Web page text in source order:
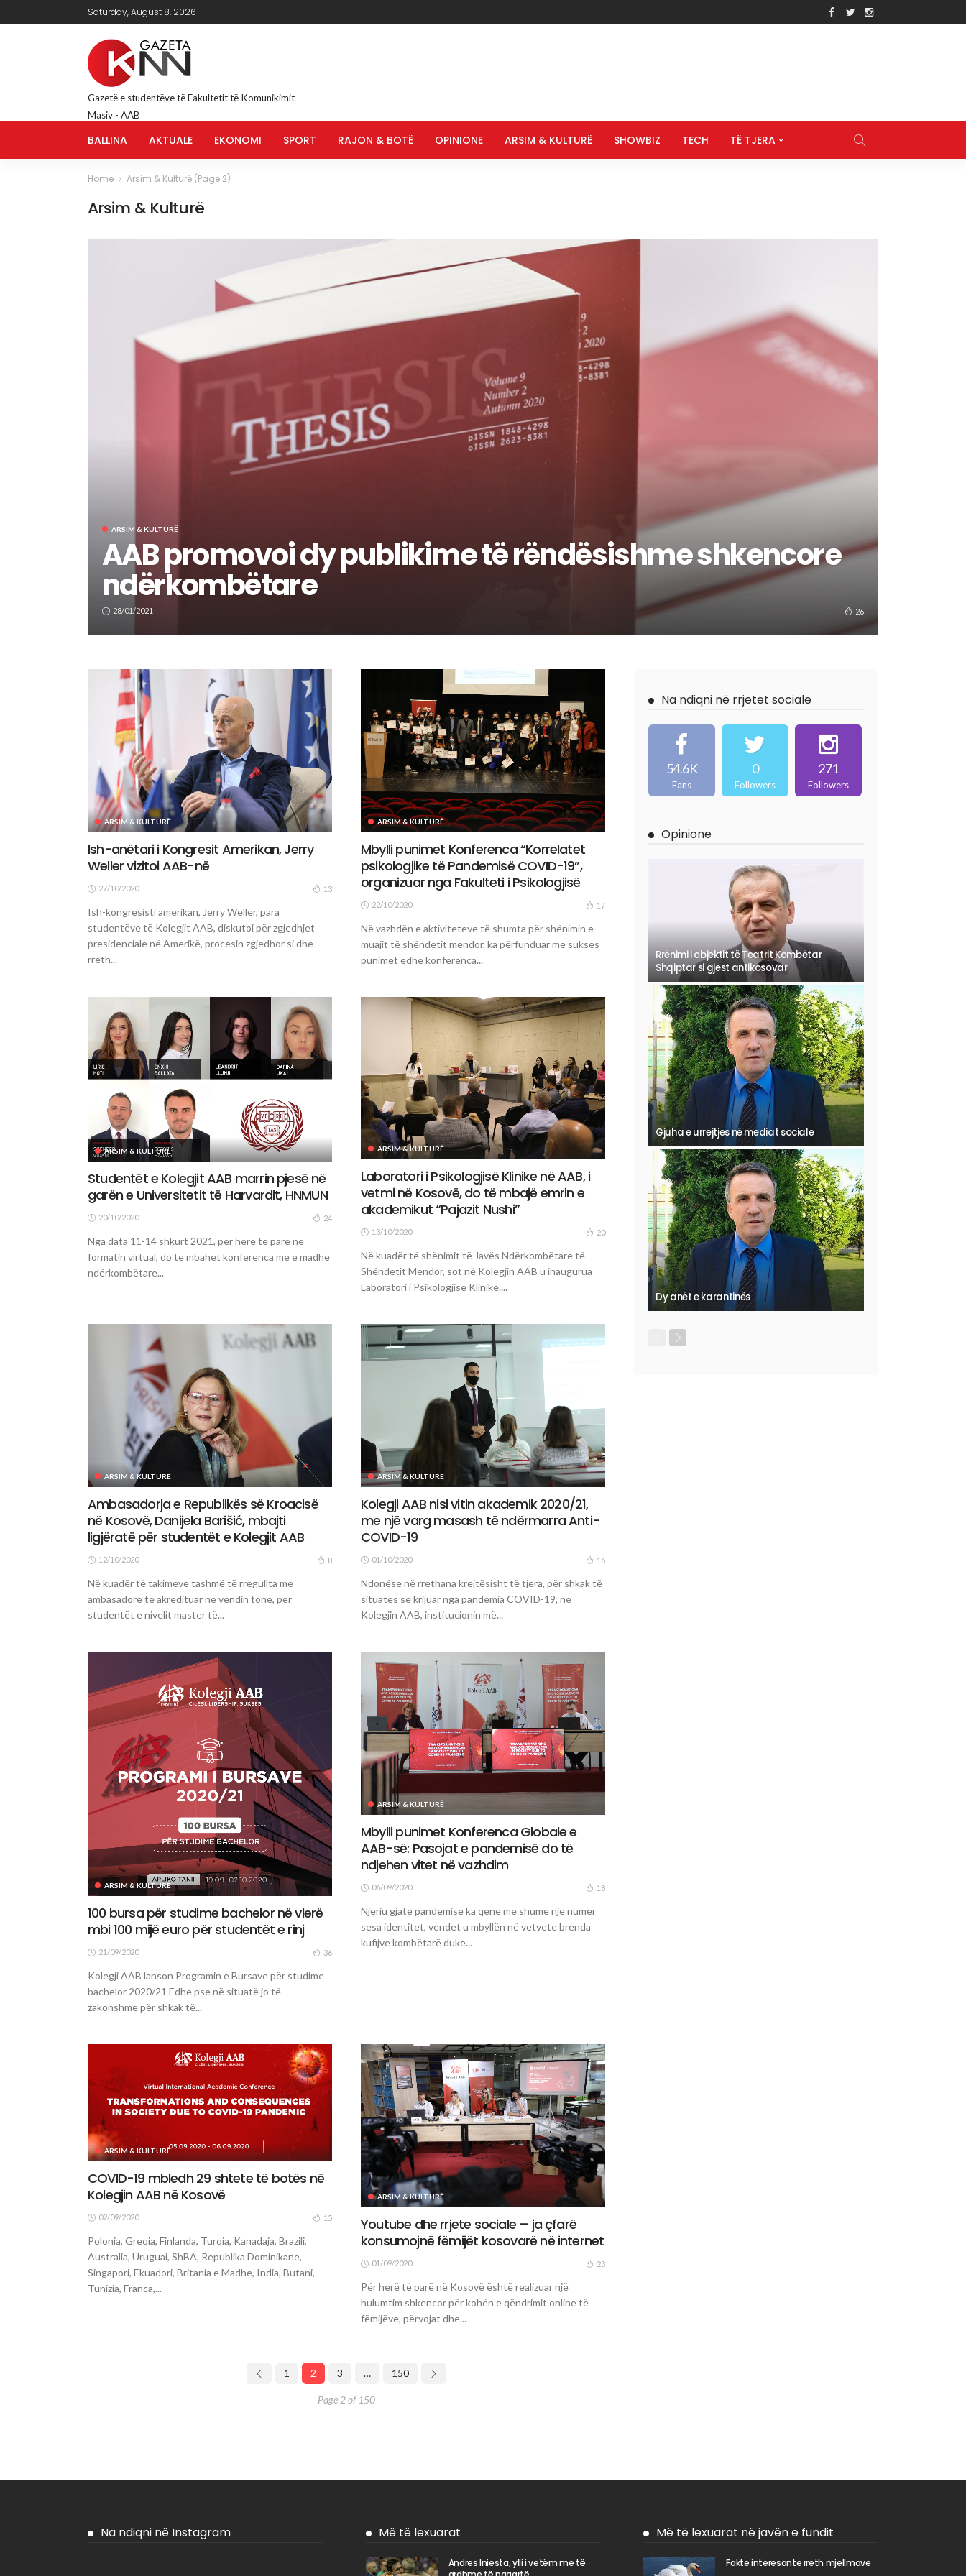
Saturday, August 8, 2026
Gazetë e studentëve të Fakultetit të Komunikimit
Masiv - AAB
BALLINA AKTUALE EKONOMI SPORT RAJON & BOTË OPINIONE ARSIM & KULTURË SHOWBIZ TECH TË TJERA
Home Arsim & Kulturë (Page 2)
Arsim & Kulturë
ARSIM & KULTURË
AAB promovoi dy publikime të rëndësishme shkencore
ndërkombëtare
28/01/2021 26
ARSIM & KULTURË
Ish-anëtari i Kongresit Amerikan, Jerry
Weller vizitoi AAB-në
27/10/2020 13
Ish-kongresisti amerikan, Jerry Weller, para
studentëve të Kolegjit AAB, diskutoi për zgjedhjet
presidenciale në Amerikë, procesin zgjedhor si dhe
rreth...
ARSIM & KULTURË
Mbylli punimet Konferenca “Korrelatet
psikologjike të Pandemisë COVID-19”,
organizuar nga Fakulteti i Psikologjisë
22/10/2020 17
Në vazhdën e aktiviteteve të shumta për shënimin e
muajit të shëndetit mendor, ka përfunduar me sukses
punimet edhe konferenca...
ARSIM & KULTURË
Studentët e Kolegjit AAB marrin pjesë në
garën e Universitetit të Harvardit, HNMUN
20/10/2020 24
Nga data 11-14 shkurt 2021, për herë të parë në
formatin virtual, do të mbahet konferenca më e madhe
ndërkombëtare...
ARSIM & KULTURË
Laboratori i Psikologjisë Klinike në AAB, i
vetmi në Kosovë, do të mbajë emrin e
akademikut “Pajazit Nushi”
13/10/2020 20
Në kuadër të shënimit të Javës Ndërkombëtare të
Shëndetit Mendor, sot në Kolegjin AAB u inaugurua
Laboratori i Psikologjisë Klinike....
ARSIM & KULTURË
Ambasadorja e Republikës së Kroacisë
në Kosovë, Danijela Barišić, mbajti
ligjëratë për studentët e Kolegjit AAB
12/10/2020 8
Në kuadër të takimeve tashmë të rregullta me
ambasadorë të akredituar në vendin tonë, për
studentët e nivelit master të...
ARSIM & KULTURË
Kolegji AAB nisi vitin akademik 2020/21,
me një varg masash të ndërmarra Anti-
COVID-19
01/10/2020 16
Ndonëse në rrethana krejtësisht të tjera, për shkak të
situatës së krijuar nga pandemia COVID-19, në
Kolegjin AAB, institucionin më...
ARSIM & KULTURË
100 bursa për studime bachelor në vlerë
mbi 100 mijë euro për studentët e rinj
21/09/2020 36
Kolegji AAB lanson Programin e Bursave për studime
bachelor 2020/21 Edhe pse në situatë jo të
zakonshme për shkak të...
ARSIM & KULTURË
Mbylli punimet Konferenca Globale e
AAB-së: Pasojat e pandemisë do të
ndjehen vitet në vazhdim
06/09/2020 18
Njeriu gjatë pandemisë ka qenë më shumë një numër
sesa identitet, vendet u mbyllën në vetvete brenda
kufijve kombëtarë duke...
ARSIM & KULTURË
COVID-19 mbledh 29 shtete të botës në
Kolegjin AAB në Kosovë
02/09/2020 15
Polonia, Greqia, Finlanda, Turqia, Kanadaja, Brazili,
Australia, Uruguai, ShBA, Republika Dominikane,
Singapori, Ekuadori, Britania e Madhe, India, Butani,
Tunizia, Franca,...
ARSIM & KULTURË
Youtube dhe rrjete sociale – ja çfarë
konsumojnë fëmijët kosovarë në internet
01/09/2020 23
Për herë të parë në Kosovë është realizuar një
hulumtim shkencor për kohën e qëndrimit online të
fëmijëve, përvojat dhe...
1 2 3 … 150
Page 2 of 150
Na ndiqni në rrjetet sociale
54.6K
Fans
0
Followers
271
Followers
Opinione
Rrënimi i objektit të Teatrit Kombëtar
Shqiptar si gjest antikosovar
Gjuha e urrejtjes në mediat sociale
Dy anët e karantinës
Na ndiqni në Instagram Më të lexuarat
Andres Iniesta, ylli i vetëm me të
Më të lexuarat në javën e fundit
Fakte interesante rreth mjellmave